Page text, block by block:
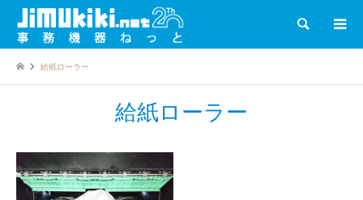
検索
給紙ローラー
給紙ローラー